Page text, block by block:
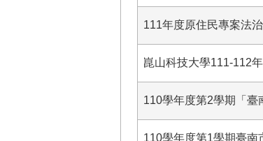
111年度原住民專案法
崑山科技大學111-112
110學年度第2學期「臺
110學年度第1學期臺南